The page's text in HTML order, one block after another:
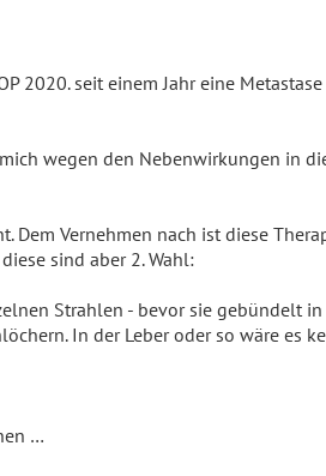
2020. seit einem Jahr eine Metastase
wegen den Nebenwirkungen in
Dem Vernehmen nach ist diese
sind aber 2. Wahl:
Strahlen - bevor sie gebündelt
In der Leber oder so wäre es
…